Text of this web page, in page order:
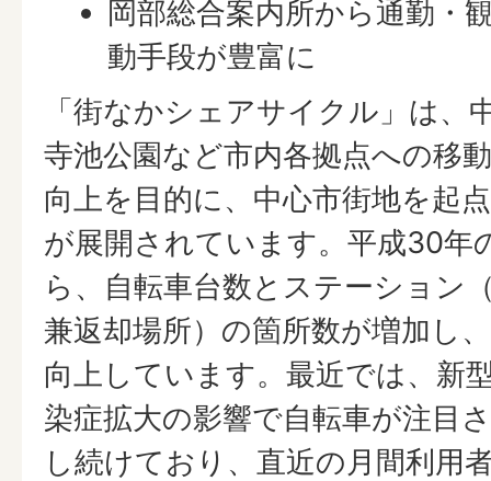
岡部総合案内所から通勤・
動手段が豊富に
「街なかシェアサイクル」は、
寺池公園など市内各拠点への移
向上を目的に、中心市街地を起
が展開されています。平成30年
ら、自転車台数とステーション
兼返却場所）の箇所数が増加し
向上しています。最近では、新
染症拡大の影響で自転車が注目
し続けており、直近の月間利用